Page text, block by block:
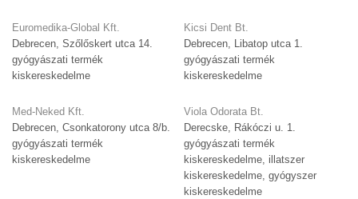
Euromedika-Global Kft.
Debrecen, Szőlőskert utca 14.
gyógyászati termék
kiskereskedelme
Med-Neked Kft.
Debrecen, Csonkatorony utca 8/b.
gyógyászati termék
kiskereskedelme
Kicsi Dent Bt.
Debrecen, Libatop utca 1.
gyógyászati termék
kiskereskedelme
Viola Odorata Bt.
Derecske, Rákóczi u. 1.
gyógyászati termék
kiskereskedelme, illatszer
kiskereskedelme, gyógyszer
kiskereskedelme